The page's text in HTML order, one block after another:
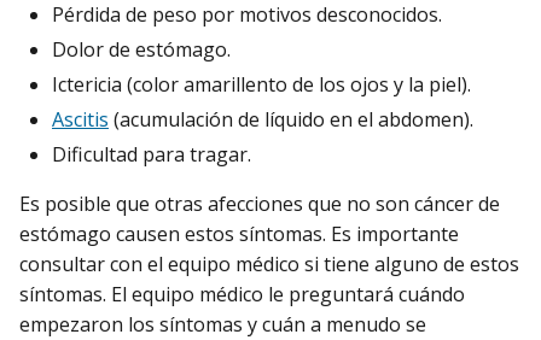
Pérdida de peso por motivos desconocidos.
Dolor de estómago.
Ictericia (color amarillento de los ojos y la piel).
Ascitis (acumulación de líquido en el abdomen).
Dificultad para tragar.
Es posible que otras afecciones que no son cáncer de
estómago causen estos síntomas. Es importante
consultar con el equipo médico si tiene alguno de estos
síntomas. El equipo médico le preguntará cuándo
empezaron los síntomas y cuán a menudo se